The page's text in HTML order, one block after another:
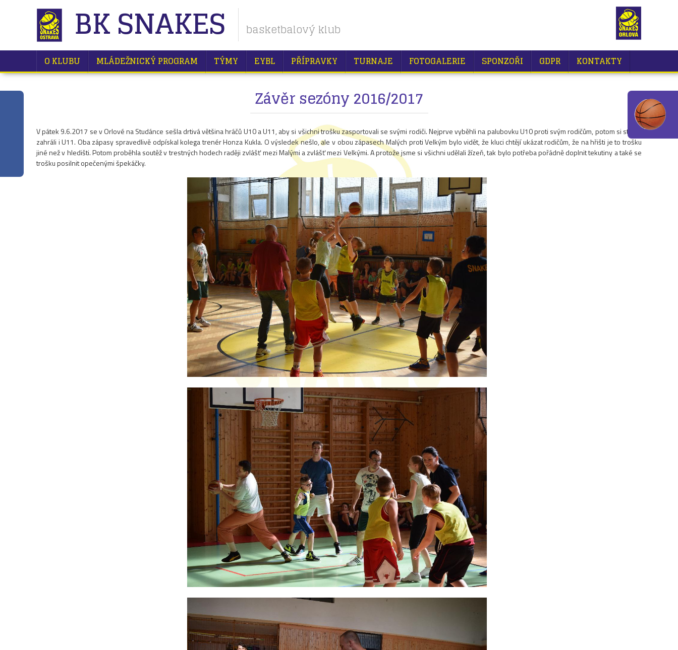
BK SNAKES basketbalový klub
O KLUBU MLÁDEŽNICKÝ PROGRAM TÝMY EYBL PŘÍPRAVKY TURNAJE FOTOGALERIE SPONZOŘI GDPR KONTAKTY
Závěr sezóny 2016/2017
V pátek 9.6.2017 se v Orlové na Studánce sešla drtivá většina hráčů U10 a U11, aby si všichni trošku zasportovali se svými rodiči. Nejprve vyběhli na palubovku U10 proti svým rodičům, potom si stejně
zahráli i U11. Oba zápasy spravedlivě odpískal kolega trenér Honza Kukla. O výsledek nešlo, ale v obou zápasech Malých proti Velkým bylo vidět, že kluci chtějí ukázat rodičům, že na hřišti je to trošku
jiné než v hledišti. Potom proběhla soutěž v trestných hodech raději zvlášť mezi Malými a zvlášť mezi Velkými. A protože jsme si všichni udělali žízeň, tak bylo potřeba pořádně doplnit tekutiny a také se
trošku posilnit opečenými špekáčky.